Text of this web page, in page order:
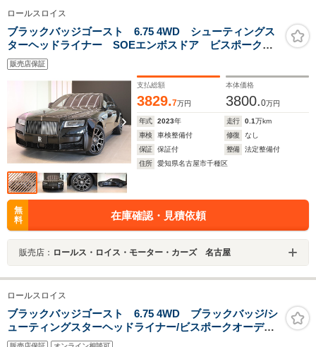
ロールスロイス
ブラックバッジゴースト 6.75 4WD シューティングス
ターヘッドライナー SOEエンボスドア ビスポークク
ロック ピクニックテーブル ビスポークオーディオ
ポリッシュステンレススティールP
販売店保証
支払総額
3829.7万円
本体価格
3800.0万円
年式 2023年 走行 0.1万km
車検
車検整備付 修復
なし
保証
保証付 整備
法定整備付
住所
愛知県名古屋市千種区
無
料
在庫確認・見積依頼
販売店： ロールス・ロイス・モーター・カーズ 名古屋
ロールスロイス
ブラックバッジゴースト 6.75 4WD ブラックバッジ/シ
ューティングスターヘッドライナー/ビスポークオーディ
オ/アッパーツートン/カーボンアロイ・コンポジット・ホ